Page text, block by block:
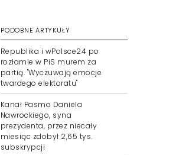
PODOBNE ARTYKUŁY
Republika i wPolsce24 po
rozłamie w PiS murem za
partią. "Wyczuwają emocje
twardego elektoratu"
Kanał Pasmo Daniela
Nawrockiego, syna
prezydenta, przez niecały
miesiąc zdobył 2,65 tys.
subskrypcji